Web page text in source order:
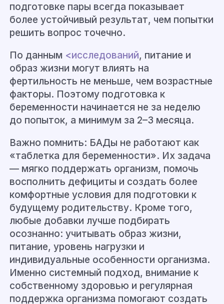
подготовке пары всегда показывает
более устойчивый результат, чем попытки
решить вопрос точечно.
По данным <исследований, питание и
образ жизни могут влиять на
фертильность не меньше, чем возрастные
факторы. Поэтому подготовка к
беременности начинается не за неделю
до попыток, а минимум за 2–3 месяца.
Важно помнить: БАДы не работают как
«таблетка для беременности». Их задача
— мягко поддержать организм, помочь
восполнить дефициты и создать более
комфортные условия для подготовки к
будущему родительству. Кроме того,
любые добавки лучше подбирать
осознанно: учитывать образ жизни,
питание, уровень нагрузки и
индивидуальные особенности организма.
Именно системный подход, внимание к
собственному здоровью и регулярная
поддержка организма помогают создать